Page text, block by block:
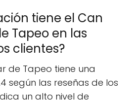
tiene el Can
Tapeo en las
clientes?
de Tapeo tiene una
según las reseñas de los
un alto nivel de